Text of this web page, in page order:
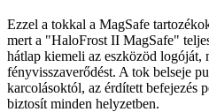
Ezzel a tokkal a MagSafe
mert a "HaloFrost II MagSafe"
hátlap kiemeli az eszközöd logóját,
fényvisszaverődést. A tok belseje
karcolásoktól, az érdített befejezés
biztosít minden helyzetben.